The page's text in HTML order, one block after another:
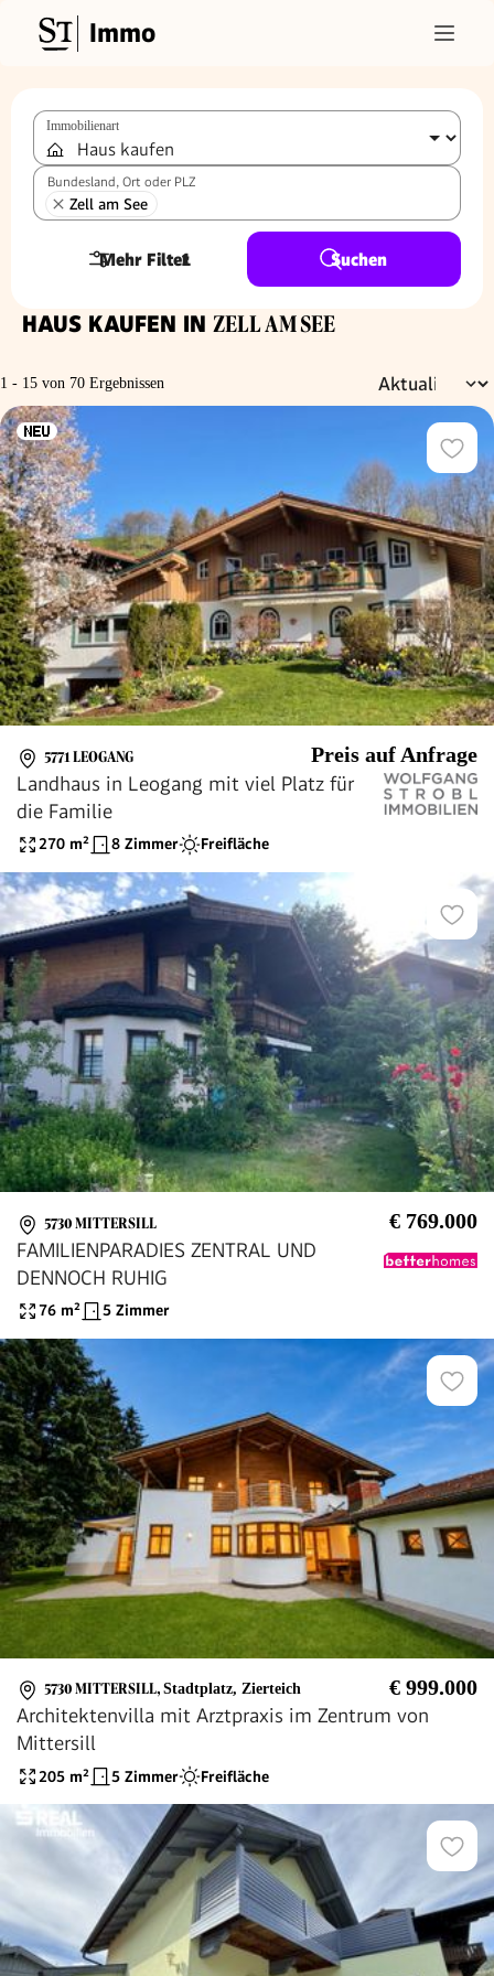
Immo
Immobilienart
Bundesland, Ort oder PLZ
Zell am See
Mehr Filter
1 Suchen
HAUS KAUFEN IN ZELL AM SEE
1 - 15 von 70 Ergebnissen
5771 LEOGANG Preis auf Anfrage
Landhaus in Leogang mit viel Platz für
die Familie
270 m² 8 Zimmer Freifläche
5730 MITTERSILL € 769.000
FAMILIENPARADIES ZENTRAL UND
DENNOCH RUHIG
76 m² 5 Zimmer
5730 MITTERSILL, Stadtplatz, Zierteich € 999.000
Architektenvilla mit Arztpraxis im Zentrum von
Mittersill
205 m² 5 Zimmer Freifläche